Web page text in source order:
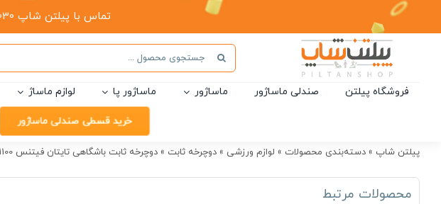
تماس با پیلتن شاپ 02193111030, 09304448548, 09212353058
جستجو
برای:
فروشگاه پیلتن صندلی ماساژور ماساژور ماساژور پا لوازم ماساژ
خرید قسطی صندلی ماساژور
پیلتن شاپ » دسته‌بندی محصولات » لوازم ورزشی » دوچرخه ثابت » دوچرخه ثابت باشگاهی تایتان فیتنس Titan Fitness A 1100
محصولات مرتبط